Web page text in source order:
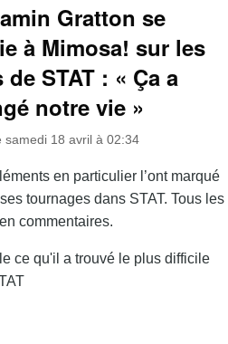
Gratton se
à Mimosa! sur les
STAT : « Ça a
notre vie »
samedi 18 avril à 02:34
en particulier l’ont marqué
tournages dans STAT. Tous les
commentaires.
ce qu'il a trouvé le plus difficile